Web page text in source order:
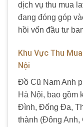
dịch vụ thu mua
đang đóng góp
hồi vốn đầu tư
Khu Vực Thu
Nội
Đồ Cũ Nam Anh
Hà Nội, bao gồm
Đình, Đống Đa,
thành (Đông